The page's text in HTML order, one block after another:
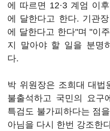
에 따르면 12·3 계엄 이
에 달한다고 한다. 기관
에 달한다고 한다"며 "이
지 말아야 할 일을 분명
다.
박 위원장은 조희대 대법
불출석하고 국민의 요구
특검도 불가피하다는 점
아님을 다시 한번 강조한